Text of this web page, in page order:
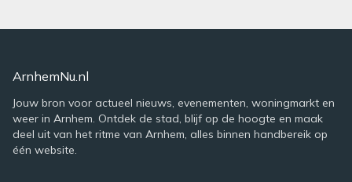
ArnhemNu.nl
Jouw bron voor actueel nieuws, evenementen, woningmarkt en
weer in Arnhem. Ontdek de stad, blijf op de hoogte en maak
deel uit van het ritme van Arnhem, alles binnen handbereik op
één website.